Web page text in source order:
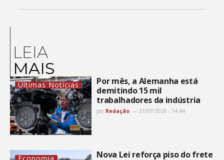
LEIA
MAIS
Últimas Notícias
Por mês, a Alemanha está
demitindo 15 mil
trabalhadores da indústria
por Redação 31/07/2026 - 14:44
Economia
Nova Lei reforça piso do frete